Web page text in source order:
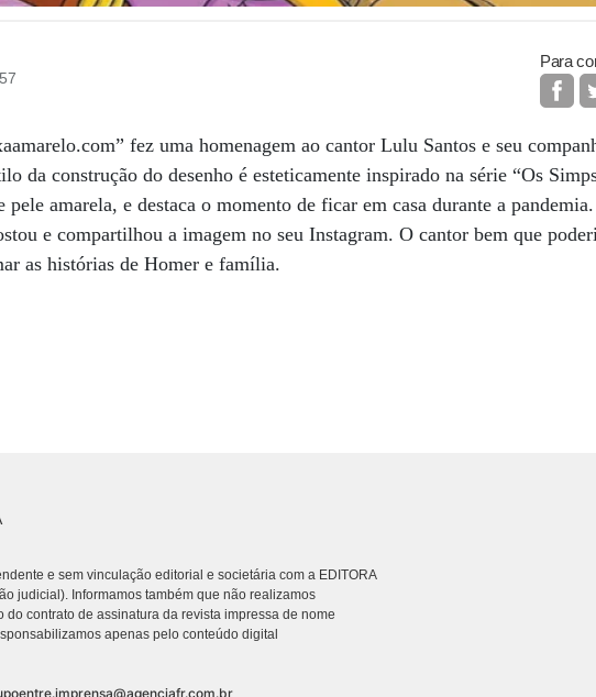
Para
fez uma homenagem ao cantor Lulu Santos e seu
da construção do desenho é esteticamente inspirado na série “Os
pele amarela, e destaca o momento de ficar em casa durante a pandemia.
e compartilhou a imagem no seu Instagram. O cantor bem que
as histórias de Homer e família.
e sem vinculação editorial e societária com a EDITORA
judicial). Informamos também que não realizamos
contrato de assinatura da revista impressa de nome
apenas pelo conteúdo digital